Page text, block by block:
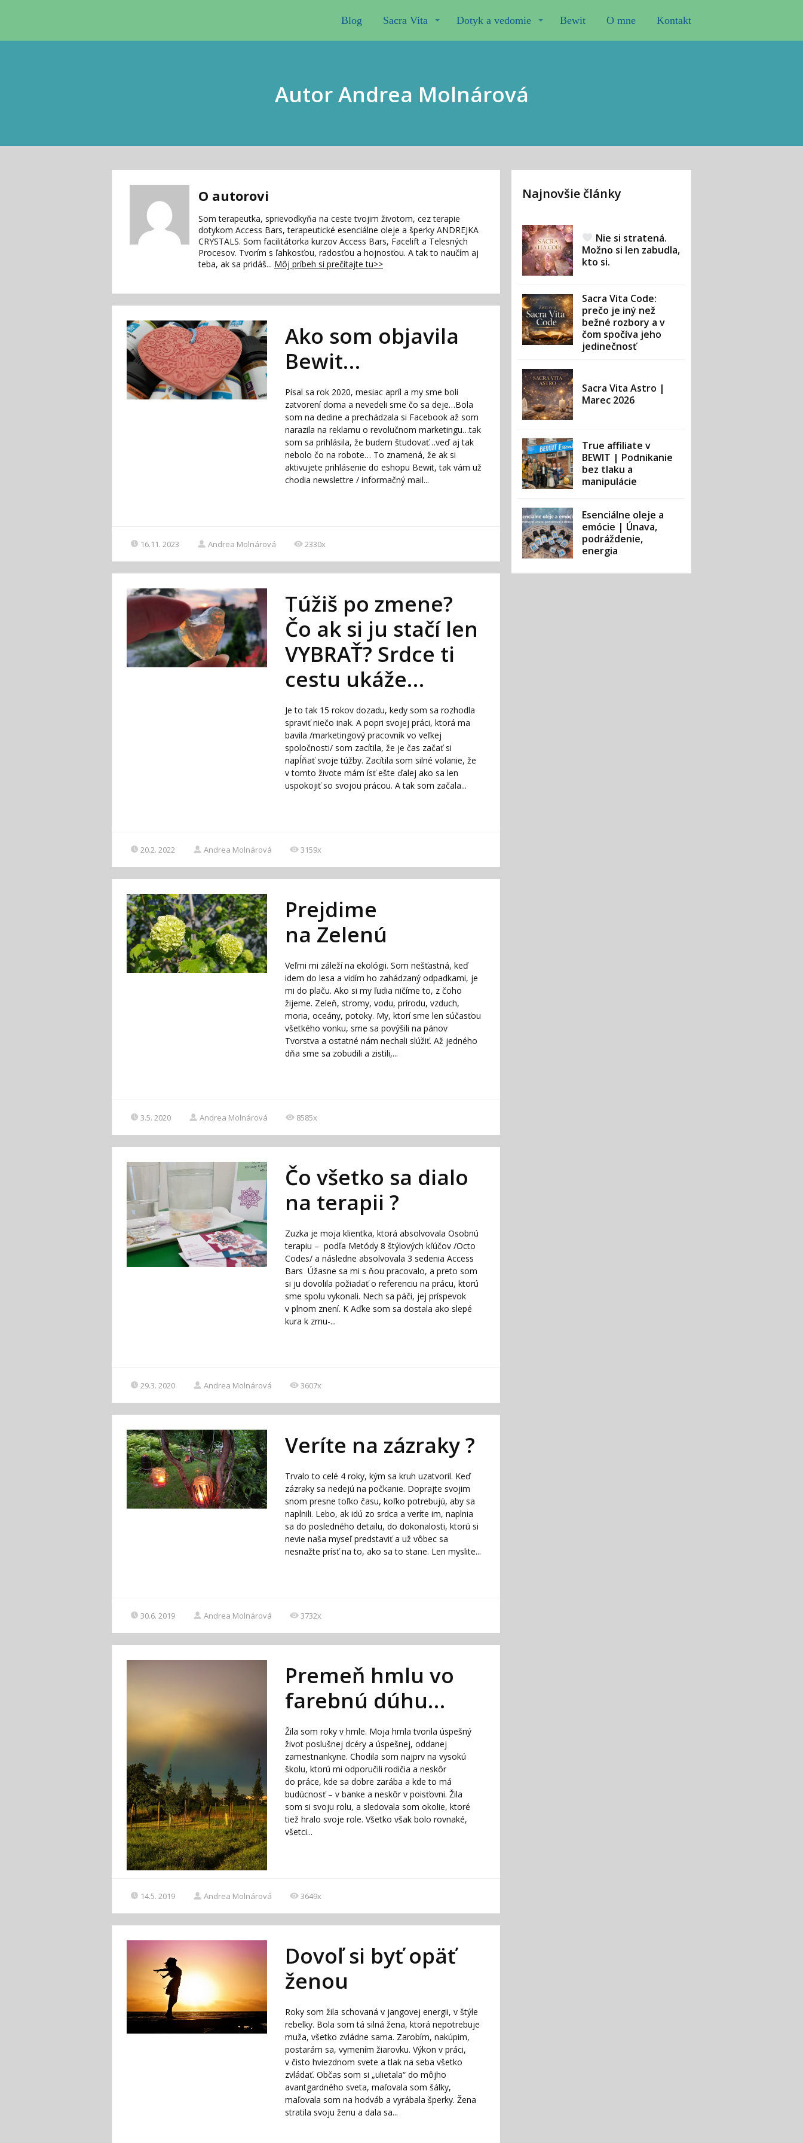
Blog Sacra Vita Dotyk a vedomie Bewit O mne Kontakt
Autor Andrea Molnárová
O autorovi
Som terapeutka, sprievodkyňa na ceste tvojim životom, cez terapie
dotykom Access Bars, terapeutické esenciálne oleje a šperky ANDREJKA
CRYSTALS. Som facilitátorka kurzov Access Bars, Facelift a Telesných
Procesov. Tvorím s ľahkosťou, radosťou a hojnosťou. A tak to naučím aj
teba, ak sa pridáš... Môj príbeh si prečítajte tu>>
Ako som objavila
Bewit…
Písal sa rok 2020, mesiac apríl a my sme boli
zatvorení doma a nevedeli sme čo sa deje…Bola
som na dedine a prechádzala si Facebook až som
narazila na reklamu o revolučnom marketingu…tak
som sa prihlásila, že budem študovať…veď aj tak
nebolo čo na robote… To znamená, že ak si
aktivujete prihlásenie do eshopu Bewit, tak vám už
chodia newslettre / informačný mail...
16.11. 2023 Andrea Molnárová 2330x
Túžiš po zmene?
Čo ak si ju stačí len
VYBRAŤ? Srdce ti
cestu ukáže…
Je to tak 15 rokov dozadu, kedy som sa rozhodla
spraviť niečo inak. A popri svojej práci, ktorá ma
bavila /marketingový pracovník vo veľkej
spoločnosti/ som zacítila, že je čas začať si
napĺňať svoje túžby. Zacítila som silné volanie, že
v tomto živote mám ísť ešte ďalej ako sa len
uspokojiť so svojou prácou. A tak som začala...
20.2. 2022 Andrea Molnárová 3159x
Prejdime
na Zelenú
Veľmi mi záleží na ekológii. Som nešťastná, keď
idem do lesa a vidím ho zahádzaný odpadkami, je
mi do plaču. Ako si my ľudia ničíme to, z čoho
žijeme. Zeleň, stromy, vodu, prírodu, vzduch,
moria, oceány, potoky. My, ktorí sme len súčasťou
všetkého vonku, sme sa povýšili na pánov
Tvorstva a ostatné nám nechali slúžiť. Až jedného
dňa sme sa zobudili a zistili,...
3.5. 2020 Andrea Molnárová 8585x
Čo všetko sa dialo
na terapii ?
Zuzka je moja klientka, ktorá absolvovala Osobnú
terapiu – podľa Metódy 8 štýlových kľúčov /Octo
Codes/ a následne absolvovala 3 sedenia Access
Bars Úžasne sa mi s ňou pracovalo, a preto som
si ju dovolila požiadať o referenciu na prácu, ktorú
sme spolu vykonali. Nech sa páči, jej príspevok
v plnom znení. K Aďke som sa dostala ako slepé
kura k zrnu-...
29.3. 2020 Andrea Molnárová 3607x
Veríte na zázraky ?
Trvalo to celé 4 roky, kým sa kruh uzatvoril. Keď
zázraky sa nedejú na počkanie. Doprajte svojim
snom presne toľko času, koľko potrebujú, aby sa
naplnili. Lebo, ak idú zo srdca a veríte im, naplnia
sa do posledného detailu, do dokonalosti, ktorú si
nevie naša myseľ predstaviť a už vôbec sa
nesnažte prísť na to, ako sa to stane. Len myslite...
30.6. 2019 Andrea Molnárová 3732x
Premeň hmlu vo
farebnú dúhu…
Žila som roky v hmle. Moja hmla tvorila úspešný
život poslušnej dcéry a úspešnej, oddanej
zamestnankyne. Chodila som najprv na vysokú
školu, ktorú mi odporučili rodičia a neskôr
do práce, kde sa dobre zarába a kde to má
budúcnosť – v banke a neskôr v poisťovni. Žila
som si svoju rolu, a sledovala som okolie, ktoré
tiež hralo svoje role. Všetko však bolo rovnaké,
všetci...
14.5. 2019 Andrea Molnárová 3649x
Dovoľ si byť opäť
ženou
Roky som žila schovaná v jangovej energii, v štýle
rebelky. Bola som tá silná žena, ktorá nepotrebuje
muža, všetko zvládne sama. Zarobím, nakúpim,
postarám sa, vymením žiarovku. Výkon v práci,
v čisto hviezdnom svete a tlak na seba všetko
zvládať. Občas som si „ulietala“ do môjho
avantgardného sveta, maľovala som šálky,
maľovala som na hodváb a vyrábala šperky. Žena
stratila svoju ženu a dala sa...
Najnovšie články
Nie si stratená.
Možno si len zabudla,
kto si.
Sacra Vita Code:
prečo je iný než
bežné rozbory a v
čom spočíva jeho
jedinečnosť
Sacra Vita Astro |
Marec 2026
True affiliate v
BEWIT | Podnikanie
bez tlaku a
manipulácie
Esenciálne oleje a
emócie | Únava,
podráždenie,
energia